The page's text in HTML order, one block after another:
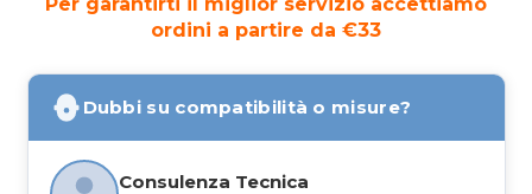
ordini a partire da €33
Dubbi su compatibilità o misure?
Consulenza Tecnica